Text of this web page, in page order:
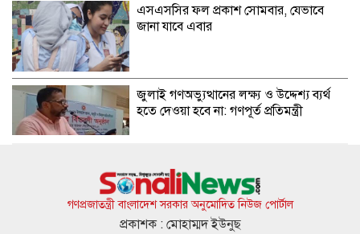
এসএসসির ফল প্রকাশ সোমবার, যেভাবে
জানা যাবে এবার
জুলাই গণঅভ্যুত্থানের লক্ষ্য ও উদ্দেশ্য ব্যর্থ
হতে দেওয়া হবে না: গণপূর্ত প্রতিমন্ত্রী
বিমানবন্দরে ভিআইপি-সিআইপিদেরও তল্লাশির
সিদ্ধান্ত
গণপ্রজাতন্ত্রী বাংলাদেশ সরকার অনুমোদিত নিউজ পোর্টাল
প্রকাশক : মোহাম্মদ ইউনুছ